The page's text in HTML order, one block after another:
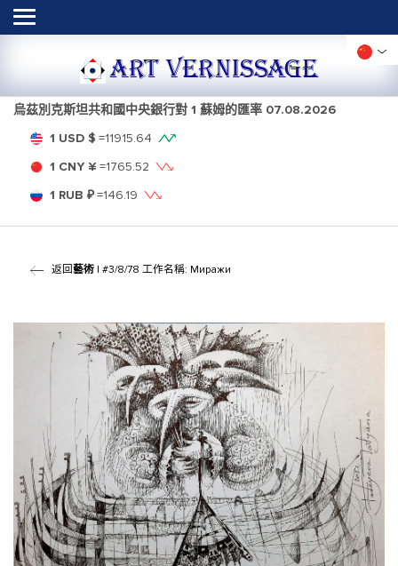
ART VERNISSAGE
烏茲別克斯坦共和國中央銀行對 1 蘇姆的匯率 07.08.2026
1 USD $ =11915.64
1 CNY ¥ =1765.52
1 RUB ₽=146.19
返回藝術| #3/8/78 工作名稱: Миражи